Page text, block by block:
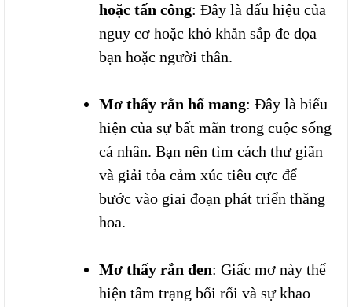
hoặc tấn công: Đây là dấu hiệu của
nguy cơ hoặc khó khăn sắp đe dọa
bạn hoặc người thân.
Mơ thấy rắn hổ mang: Đây là biểu
hiện của sự bất mãn trong cuộc sống
cá nhân. Bạn nên tìm cách thư giãn
và giải tỏa cảm xúc tiêu cực để
bước vào giai đoạn phát triển thăng
hoa.
Mơ thấy rắn đen: Giấc mơ này thể
hiện tâm trạng bối rối và sự khao